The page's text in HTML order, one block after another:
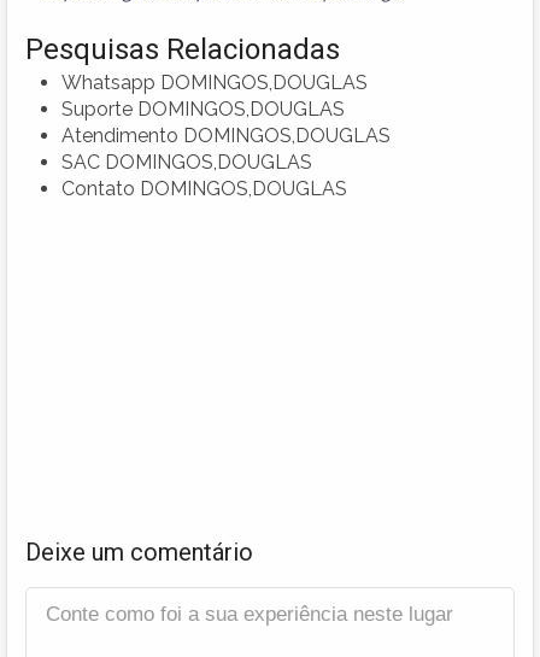
Pesquisas Relacionadas
Whatsapp DOMINGOS,DOUGLAS
Suporte DOMINGOS,DOUGLAS
Atendimento DOMINGOS,DOUGLAS
SAC DOMINGOS,DOUGLAS
Contato DOMINGOS,DOUGLAS
Deixe um comentário